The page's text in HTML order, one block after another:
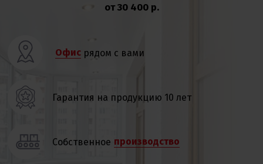
от 30 400 р.
Офис рядом с вами
Гарантия на продукцию 10 лет
Собственное производство